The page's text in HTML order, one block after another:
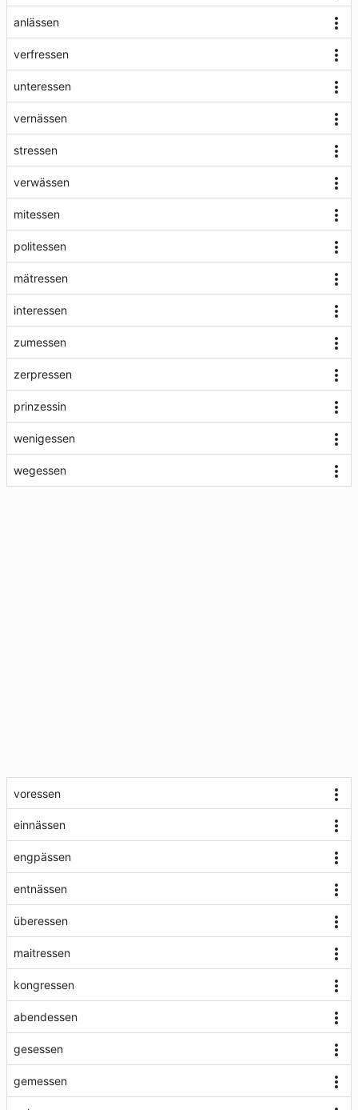
anlässen
verfressen
unteressen
vernässen
stressen
verwässen
mitessen
politessen
mätressen
interessen
zumessen
zerpressen
prinzessin
wenigessen
wegessen
voressen
einnässen
engpässen
entnässen
überessen
maitressen
kongressen
abendessen
gesessen
gemessen